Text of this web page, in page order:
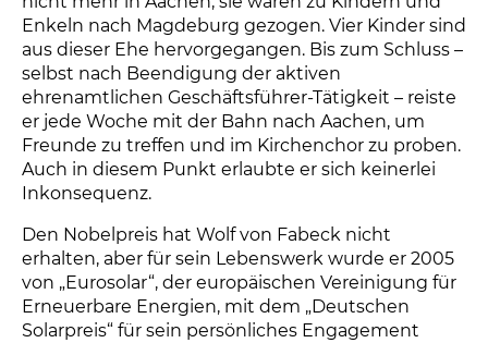
Enkeln nach Magdeburg gezogen. Vier Kinder sind
aus dieser Ehe hervorgegangen. Bis zum Schluss –
selbst nach Beendigung der aktiven
ehrenamtlichen Geschäftsführer-Tätigkeit – reiste
er jede Woche mit der Bahn nach Aachen, um
Freunde zu treffen und im Kirchenchor zu proben.
Auch in diesem Punkt erlaubte er sich keinerlei
Inkonsequenz.
Den Nobelpreis hat Wolf von Fabeck nicht
erhalten, aber für sein Lebenswerk wurde er 2005
von „Eurosolar“, der europäischen Vereinigung für
Erneuerbare Energien, mit dem „Deutschen
Solarpreis“ für sein persönliches Engagement